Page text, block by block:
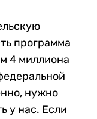
программа
4 миллиона
нужно
у нас. Если